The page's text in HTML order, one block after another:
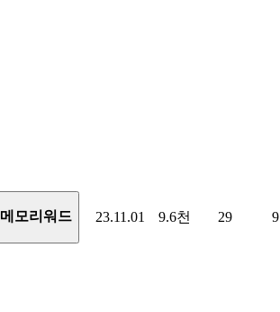
메모리워드 23.11.01 9.6천 29 9